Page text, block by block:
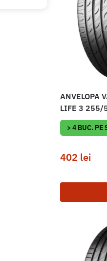
ANVELOPA
LIFE 3 255/
> 4 BUC. PE
402 lei